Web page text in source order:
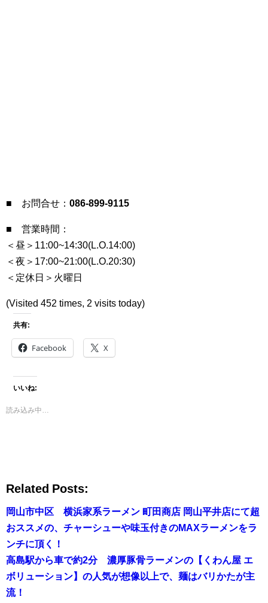
■ お問合せ： 086-899-9115
■ 営業時間：
＜昼＞11:00~14:30(L.O.14:00)
＜夜＞17:00~21:00(L.O.20:30)
＜定休日＞火曜日
(Visited 452 times, 2 visits today)
共有:
Facebook X
いいね:
読み込み中…
Related Posts:
岡山市中区 横浜家系ラーメン 町田商店 岡山平井店にて超
おススメの、チャーシューや味玉付きのMAXラーメンをラ
ンチに頂く！
高島駅から車で約2分 濃厚豚骨ラーメンの【くわん屋 エ
ボリューション】の人気が想像以上で、麺はバリかたが主
流！